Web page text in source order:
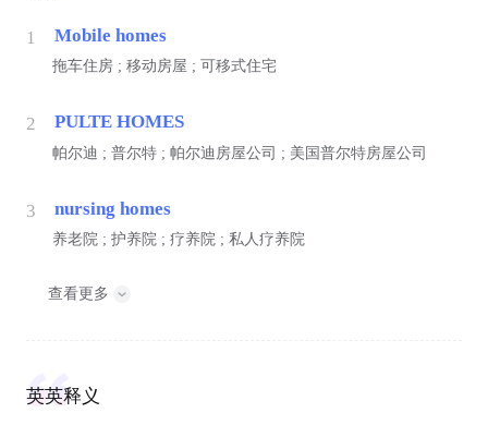
1 Mobile homes
拖车住房 ; 移动房屋 ; 可移式住宅
2 PULTE HOMES
帕尔迪 ; 普尔特 ; 帕尔迪房屋公司 ; 美国普尔特房屋公司
3 nursing homes
养老院 ; 护养院 ; 疗养院 ; 私人疗养院
查看更多
英英释义